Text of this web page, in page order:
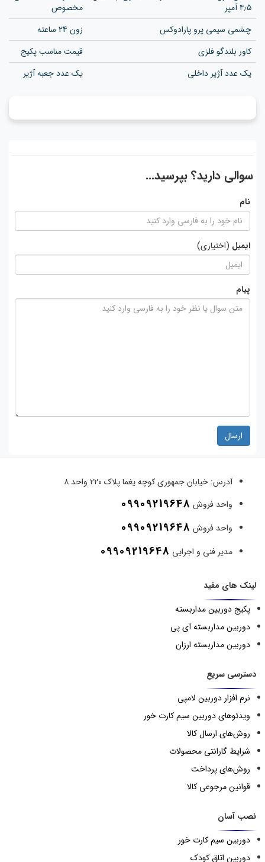
۴٫۵ آمپر
مخصوص
چشمی سیمی پرو پارادوکس
زون 24 ساعته
کاور بلندگو فلزی
قیمت مناسب پکیج
یک عدد آژیر داخلی
یک عدد جعبه آژیر
سوالی دارید؟ بپرسید...
نام
ایمیل (اختیاری)
پیام
ارسال
آدرس: خیابان جمهوری کوچه یغما پلاک ۲۲۰ واحد ۸
واحد فروش 09909219648
واحد فروش 09909219648
مدیر فنی و اجرایی 09909219648
لینک های مفید
پکیج دوربین مداربسته
دوربین مداربسته آی پی
دوربین مداربسته ارزان
دسترسی سریع
نرم افزار دوربین لامپی
ویدئوهای دوربین سیم کارت خور
روش‌های ارسال کالا
شرایط گارانتی محصولات
روش‌های پرداخت
قوانین مرجوعی کالا
نصب آسان
دوربین سیم کارت خور
دوربین اتاق کودک